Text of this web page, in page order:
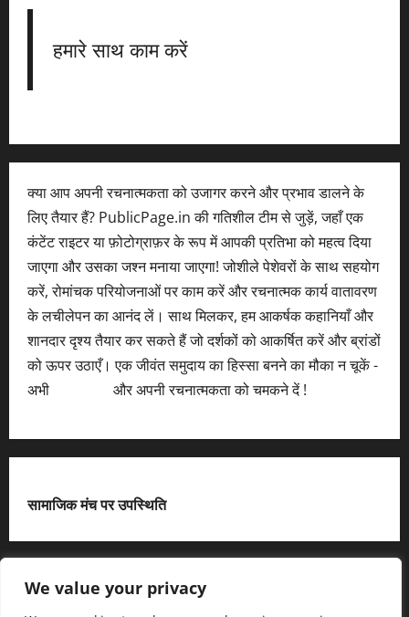
We value your privacy
हमारे साथ काम करें
क्या आप अपनी रचनात्मकता को उजागर करने और प्रभाव डालने के
लिए तैयार हैं? PublicPage.in की गतिशील टीम से जुड़ें, जहाँ एक
कंटेंट राइटर या फ़ोटोग्राफ़र के रूप में आपकी प्रतिभा को महत्व दिया
जाएगा और उसका जश्न मनाया जाएगा! जोशीले पेशेवरों के साथ सहयोग
करें, रोमांचक परियोजनाओं पर काम करें और रचनात्मक कार्य वातावरण
के लचीलेपन का आनंद लें। साथ मिलकर, हम आकर्षक कहानियाँ और
शानदार दृश्य तैयार कर सकते हैं जो दर्शकों को आकर्षित करें और ब्रांडों
को ऊपर उठाएँ। एक जीवंत समुदाय का हिस्सा बनने का मौका न चूकें -
अभी
और अपनी रचनात्मकता को चमकने दें !
सामाजिक मंच पर उपस्थिति
X